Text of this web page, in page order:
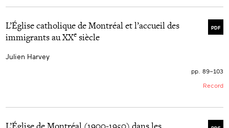
PDF
L’Église catholique de Montréal et l’accueil des
immigrants au XXe siècle
Julien Harvey
pp. 89–103
Record